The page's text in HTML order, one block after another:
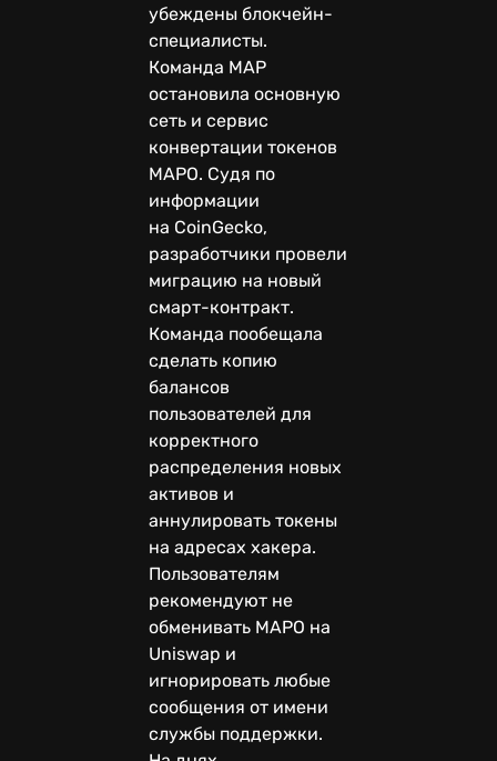
убеждены блокчейн-
специалисты.
Команда MAP
остановила основную
сеть и сервис
конвертации токенов
MAPO. Судя по
информации
на CoinGecko,
разработчики провели
миграцию на новый
смарт-контракт.
Команда пообещала
сделать копию
балансов
пользователей для
корректного
распределения новых
активов и
аннулировать токены
на адресах хакера.
Пользователям
рекомендуют не
обменивать MAPO на
Uniswap и
игнорировать любые
сообщения от имени
службы поддержки.